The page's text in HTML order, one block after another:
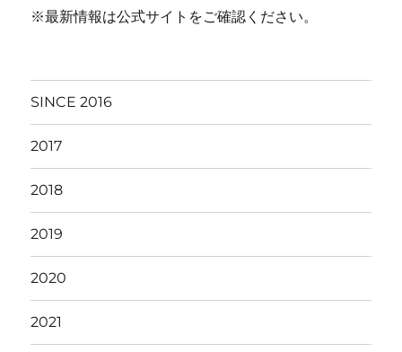
※最新情報は公式サイトをご確認ください。
SINCE 2016
2017
2018
2019
2020
2021